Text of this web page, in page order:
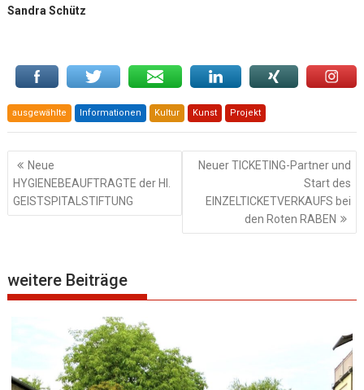
Sandra Schütz
ausgewählte Informationen Kultur Kunst Projekt
Beitragsnavigation
Neue
HYGIENEBEAUFTRAGTE der Hl.
GEISTSPITALSTIFTUNG
Neuer TICKETING-Partner und
Start des
EINZELTICKETVERKAUFS bei
den Roten RABEN
weitere Beiträge